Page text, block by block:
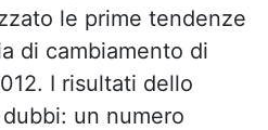
le prime tendenze
di cambiamento di
I risultati dello
un numero